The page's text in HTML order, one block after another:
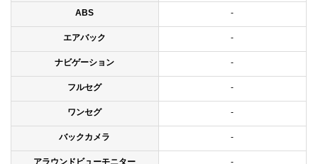
ABS -
エアバック -
ナビゲーション -
フルセグ -
ワンセグ -
バックカメラ -
アラウンドビューモニター -